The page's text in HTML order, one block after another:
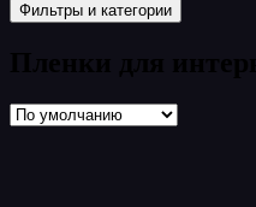
Фильтры и категории